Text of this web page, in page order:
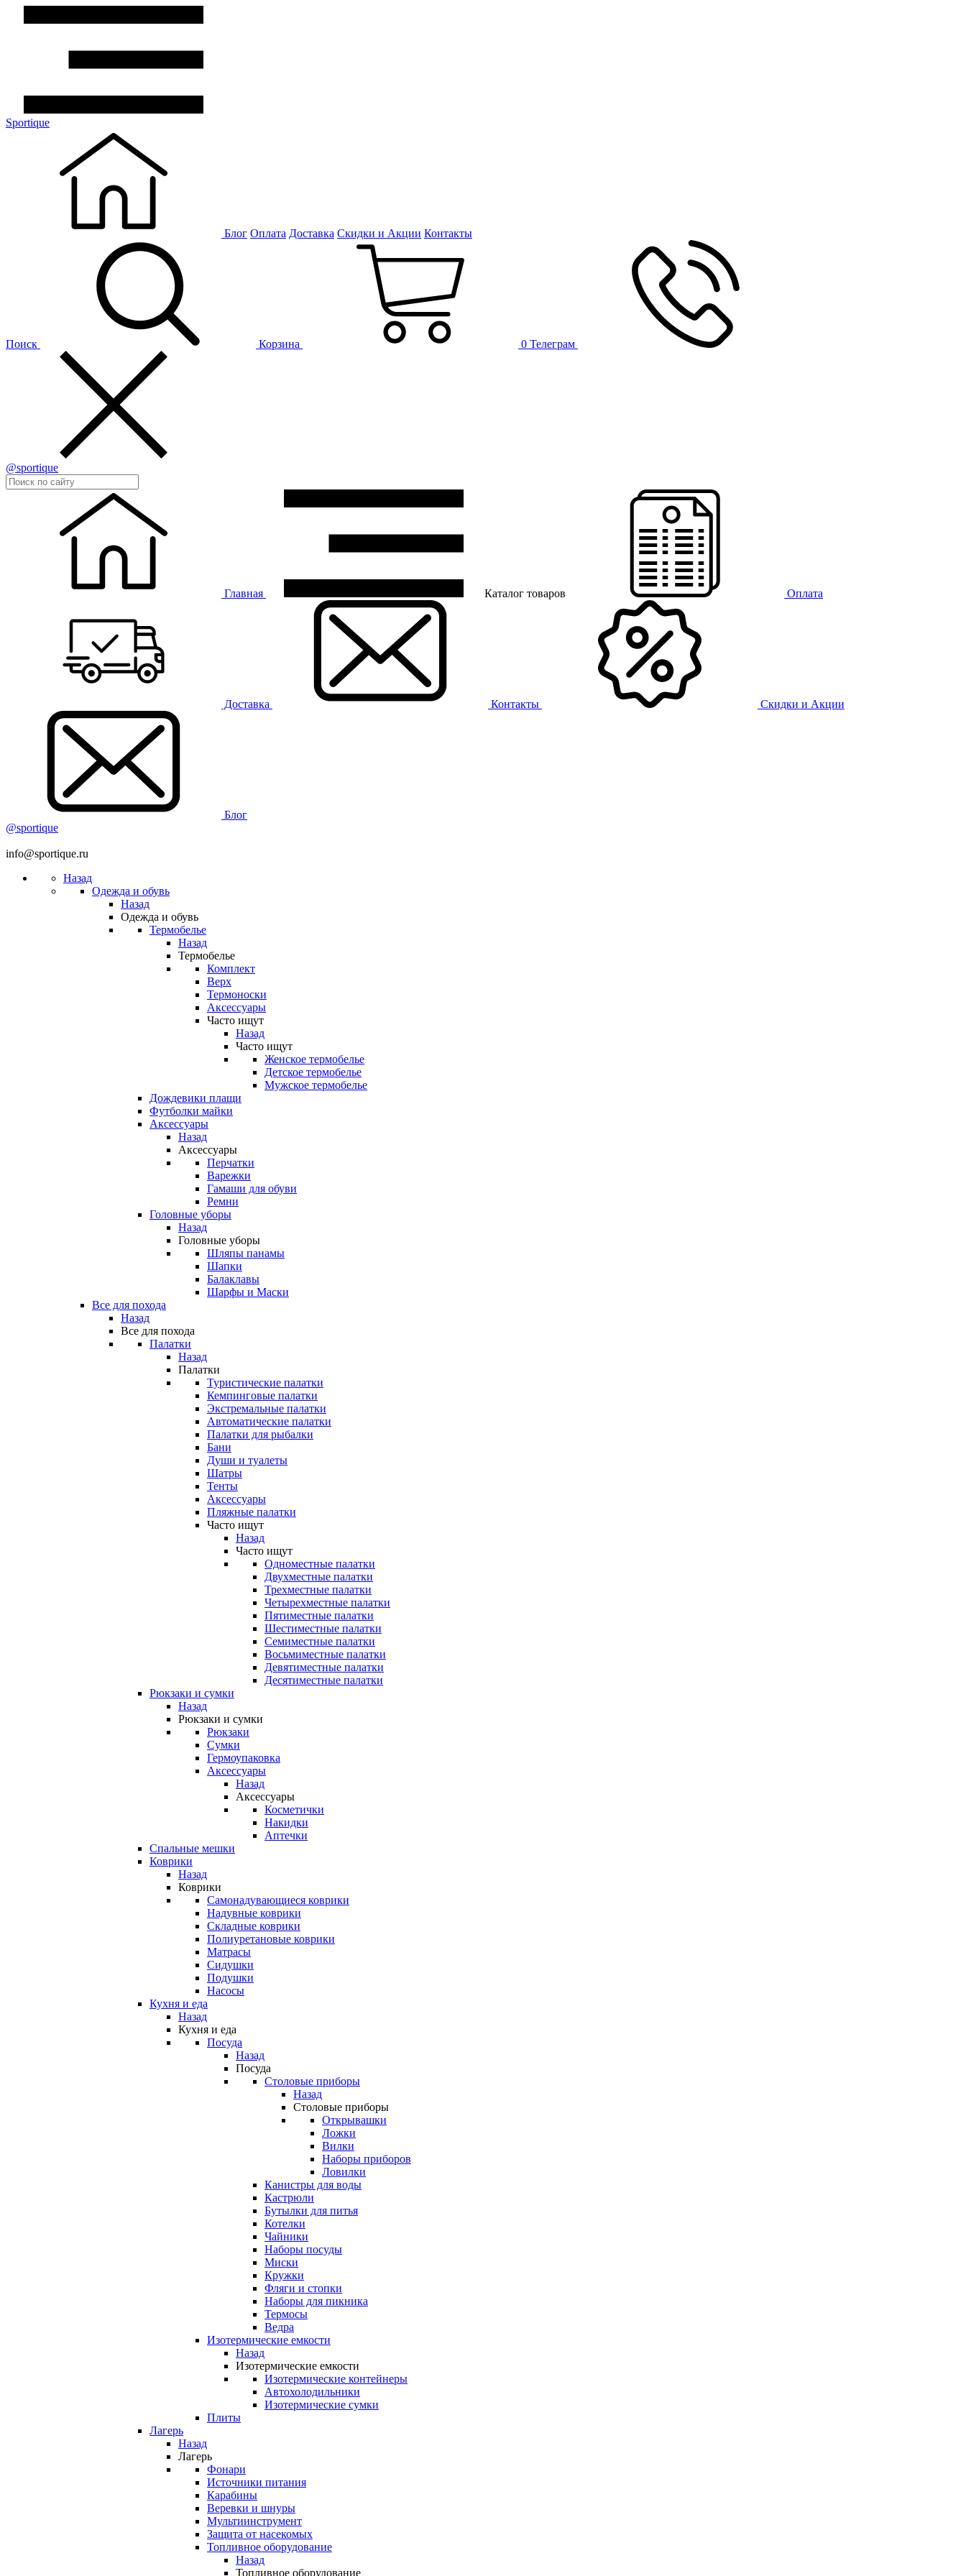
Sportique
Блог Оплата Доставка Скидки и Акции Контакты
Поиск Корзина 0 Телеграм
@sportique
Главная Каталог товаров Оплата
Доставка Контакты Скидки и Акции
Блог
@sportique
info@sportique.ru
Назад
Одежда и обувь
Назад
Одежда и обувь
Термобелье
Назад
Термобелье
Комплект
Верх
Термоноски
Аксессуары
Часто ищут
Назад
Часто ищут
Женское термобелье
Детское термобелье
Мужское термобелье
Дождевики плащи
Футболки майки
Аксессуары
Назад
Аксессуары
Перчатки
Варежки
Гамаши для обуви
Ремни
Головные уборы
Назад
Головные уборы
Шляпы панамы
Шапки
Балаклавы
Шарфы и Маски
Все для похода
Назад
Все для похода
Палатки
Назад
Палатки
Туристические палатки
Кемпинговые палатки
Экстремальные палатки
Автоматические палатки
Палатки для рыбалки
Бани
Души и туалеты
Шатры
Тенты
Аксессуары
Пляжные палатки
Часто ищут
Назад
Часто ищут
Одноместные палатки
Двухместные палатки
Трехместные палатки
Четырехместные палатки
Пятиместные палатки
Шестиместные палатки
Семиместные палатки
Восьмиместные палатки
Девятиместные палатки
Десятиместные палатки
Рюкзаки и сумки
Назад
Рюкзаки и сумки
Рюкзаки
Сумки
Гермоупаковка
Аксессуары
Назад
Аксессуары
Косметички
Накидки
Аптечки
Спальные мешки
Коврики
Назад
Коврики
Самонадувающиеся коврики
Надувные коврики
Складные коврики
Полиуретановые коврики
Матрасы
Сидушки
Подушки
Насосы
Кухня и еда
Назад
Кухня и еда
Посуда
Назад
Посуда
Столовые приборы
Назад
Столовые приборы
Открывашки
Ложки
Вилки
Наборы приборов
Ловилки
Канистры для воды
Кастрюли
Бутылки для питья
Котелки
Чайники
Наборы посуды
Миски
Кружки
Фляги и стопки
Наборы для пикника
Термосы
Ведра
Изотермические емкости
Назад
Изотермические емкости
Изотермические контейнеры
Автохолодильники
Изотермические сумки
Плиты
Лагерь
Назад
Лагерь
Фонари
Источники питания
Карабины
Веревки и шнуры
Мультиинструмент
Защита от насекомых
Топливное оборудование
Назад
Топливное оборудование